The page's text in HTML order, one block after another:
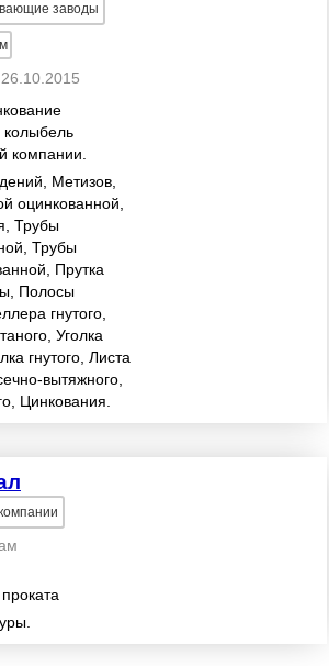
заводы
26.10.2015
колыбель
компании.
в
...
Метизов,
оцинкованной,
Трубы
Трубы
Прутка
Полосы
гнутого,
Уголка
гнутого, Листа
вытяжного,
Цинкования.